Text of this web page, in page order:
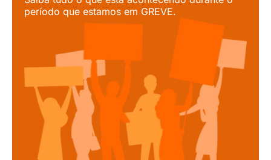
período que estamos em GREVE.